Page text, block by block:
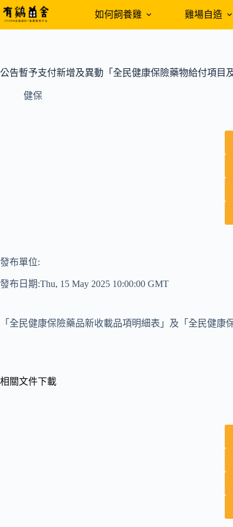
跳
至
容
如何飼養雞 雞場自造
公告暫予支付新增及異動「全民健康保險藥物給付項目
健保
發布單位:
發布日期:Thu, 15 May 2025 10:00:00 GMT
「全民健康保險藥品新收載品項明細表」及「全民健康
相關文件下載